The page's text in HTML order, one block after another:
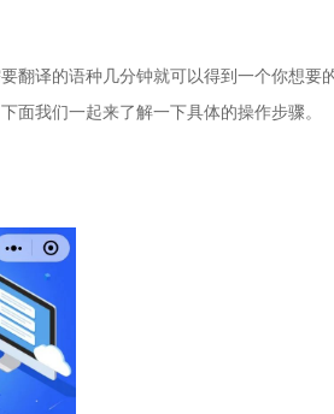
翻译的语种几分钟就可以得到一个你想要
面我们一起来了解一下具体的操作步骤。